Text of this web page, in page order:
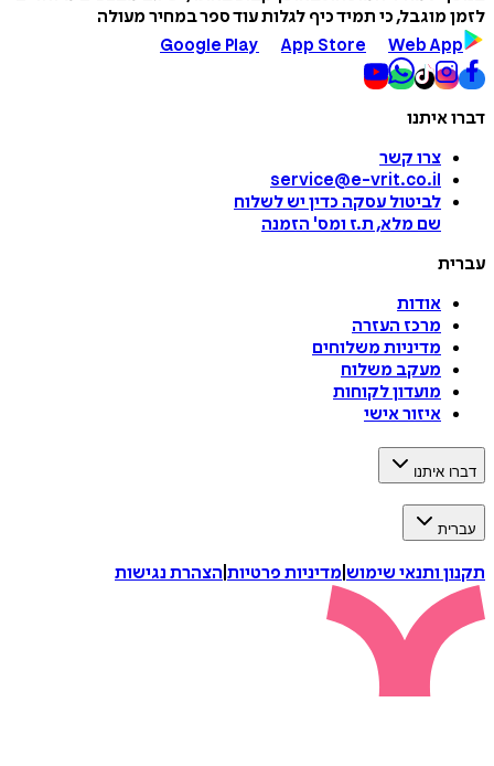
לזמן מוגבל, כי תמיד כיף לגלות עוד ספר במחיר מעולה
Google Play
App Store Web App
דברו איתנו
צרו קשר
service@e-vrit.co.il
לביטול עסקה כדין יש לשלוח
שם מלא, ת.ז ומס' הזמנה
עברית
אודות
מרכז העזרה
מדיניות משלוחים
מעקב משלוח
מועדון לקוחות
איזור אישי
דברו איתנו
עברית
תקנון ותנאי שימוש מדיניות פרטיות הצהרת נגישות